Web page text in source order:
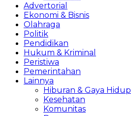
Advertorial
Ekonomi & Bisnis
Olahraga
Politik
Pendidikan
Hukum & Kriminal
Peristiwa
Pemerintahan
Lainnya
Hiburan & Gaya Hidup
Kesehatan
Komunitas